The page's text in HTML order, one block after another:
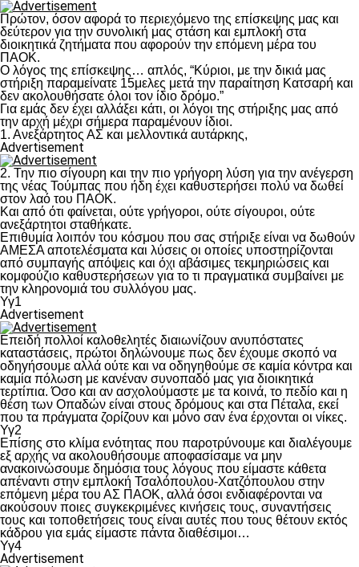
Πρώτον, όσον αφορά το περιεχόμενο της επίσκεψης μας και
δεύτερον για την συνολική μας στάση και εμπλοκή στα
διοικητικά ζητήματα που αφορούν την επόμενη μέρα του
ΠΑΟΚ.
Ο λόγος της επίσκεψης… απλός, “Κύριοι, με την δικιά μας
στήριξη παραμείνατε 15μελες μετά την παραίτηση Κατσαρή και
δεν ακολουθήσατε όλοι τον ίδιο δρόμο.”
Για εμάς δεν έχει αλλάξει κάτι, οι λόγοι της στήριξης μας από
την αρχή μέχρι σήμερα παραμένουν ίδιοι.
1. Ανεξάρτητος ΑΣ και μελλοντικά αυτάρκης,
Advertisement
2. Την πιο σίγουρη και την πιο γρήγορη λύση για την ανέγερση
της νέας Τούμπας που ήδη έχει καθυστερήσει πολύ να δωθεί
στον λαό του ΠΑΟΚ.
Και από ότι φαίνεται, ούτε γρήγοροι, ούτε σίγουροι, ούτε
ανεξάρτητοι σταθήκατε.
Επιθυμία λοιπόν του κόσμου που σας στήριξε είναι να δωθούν
ΑΜΕΣΑ αποτελέσματα και λύσεις οι οποίες υποστηρίζονται
από συμπαγής απόψεις και όχι αβάσιμες τεκμηριώσεις και
κομφούζιο καθυστερήσεων για το τι πραγματικά συμβαίνει με
την κληρονομιά του συλλόγου μας.
Υγ1
Advertisement
Επειδή πολλοί καλοθελητές διαιωνίζουν ανυπόστατες
καταστάσεις, πρώτοι δηλώνουμε πως δεν έχουμε σκοπό να
οδηγήσουμε αλλά ούτε και να οδηγηθούμε σε καμία κόντρα και
καμία πόλωση με κανέναν συνοπαδό μας για διοικητικά
τερτίπια. Όσο και αν ασχολούμαστε με τα κοινά, το πεδίο και η
θέση των Οπαδών είναι στους δρόμους και στα Πέταλα, εκεί
που τα πράγματα ζορίζουν και μόνο σαν ένα έρχονται οι νίκες.
Υγ2
Επίσης στο κλίμα ενότητας που παροτρύνουμε και διαλέγουμε
εξ αρχής να ακολουθήσουμε αποφασίσαμε να μην
ανακοινώσουμε δημόσια τους λόγους που είμαστε κάθετα
απέναντι στην εμπλοκή Τσαλόπουλου-Χατζόπουλου στην
επόμενη μέρα του ΑΣ ΠΑΟΚ, αλλά όσοι ενδιαφέρονται να
ακούσουν ποιες συγκεκριμένες κινήσεις τους, συναντήσεις
τους και τοποθετήσεις τους είναι αυτές που τους θέτουν εκτός
κάδρου για εμάς είμαστε πάντα διαθέσιμοι…
Υγ4
Advertisement